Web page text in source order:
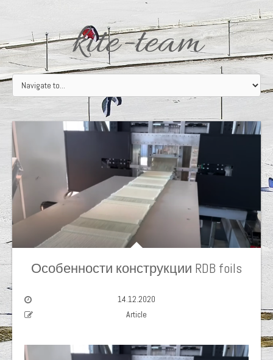
kite-team
Особенности конструкции RDB foils
14.12.2020
Article